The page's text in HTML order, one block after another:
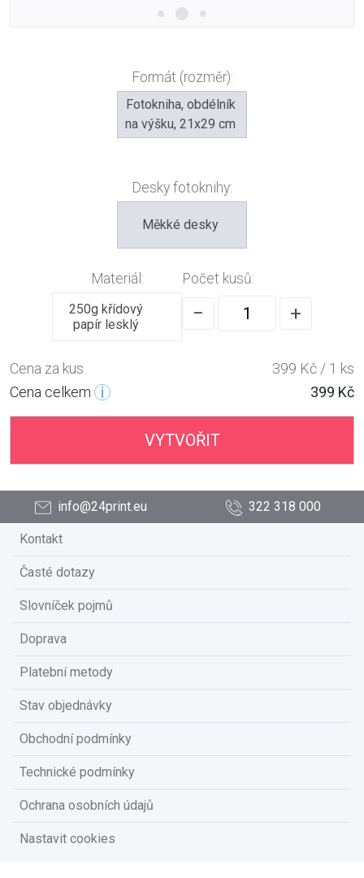
Formát (rozměr):
Fotokniha, obdélník
na výšku, 21x29 cm
Desky fotoknihy:
Měkké desky
Materiál:
250g křídový
papír lesklý
Počet kusů:
− +
Cena za kus
399 Kč / 1 ks
Cena celkem
399 Kč
VYTVOŘIT
info@24print.eu 322 318 000
Kontakt
Časté dotazy
Slovníček pojmů
Doprava
Platební metody
Stav objednávky
Obchodní podmínky
Technické podmínky
Ochrana osobních údajů
Nastavit cookies